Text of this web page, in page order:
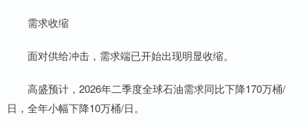
需求收缩
面对供给冲击，需求端已开始出现明显收缩。
高盛预计，2026年二季度全球石油需求同比下降170万桶/
日，全年小幅下降10万桶/日。